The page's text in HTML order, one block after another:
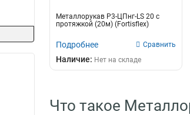
Металлорукав Р3-ЦПнг-LS 20 с
протяжкой (20м) (Fortisflex)
Подробнее Сравнить
Наличие: Нет на складе
Что такое